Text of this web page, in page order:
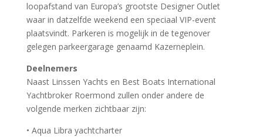
loopafstand van Europa’s grootste Designer Outlet
waar in datzelfde weekend een speciaal VIP-event
plaatsvindt. Parkeren is mogelijk in de tegenover
gelegen parkeergarage genaamd Kazerneplein.
Deelnemers
Naast Linssen Yachts en Best Boats International
Yachtbroker Roermond zullen onder andere de
volgende merken zichtbaar zijn:
• Aqua Libra yachtcharter